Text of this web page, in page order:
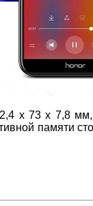
х 73 х 7,8
памяти